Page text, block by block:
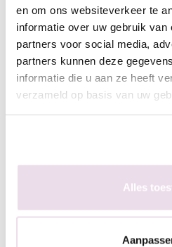
en om ons websiteverkeer te
informatie over uw gebruik van
partners voor social media,
partners kunnen deze
informatie die u aan ze heeft
verzameld op basis van uw
Alles
Anole Rubber Corrector
17
€ 15,95